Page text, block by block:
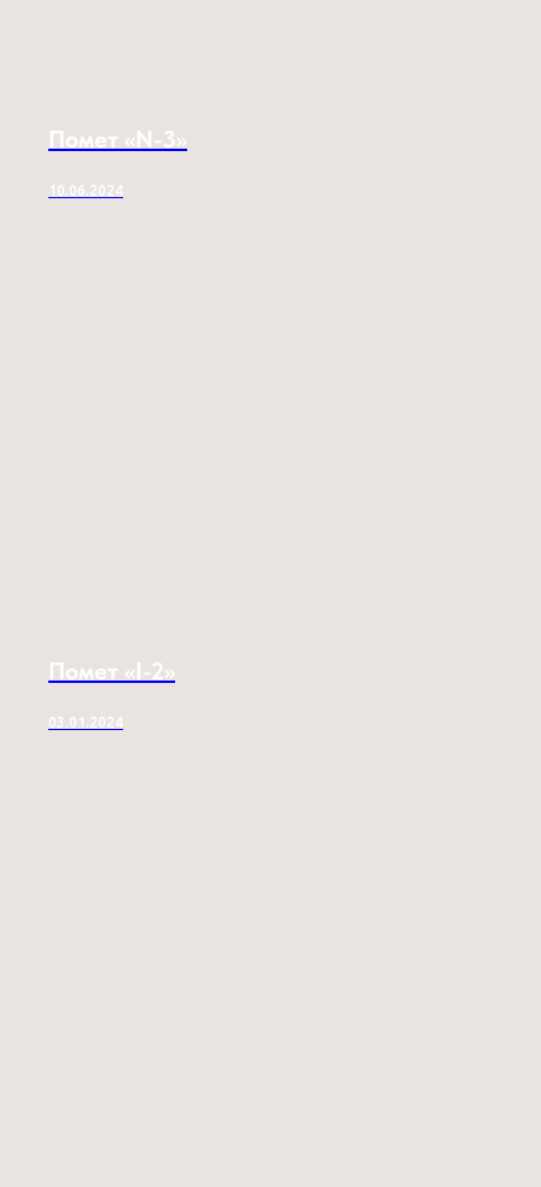
Помет «N-3»
10.06.2024
Помет «I-2»
03.01.2024